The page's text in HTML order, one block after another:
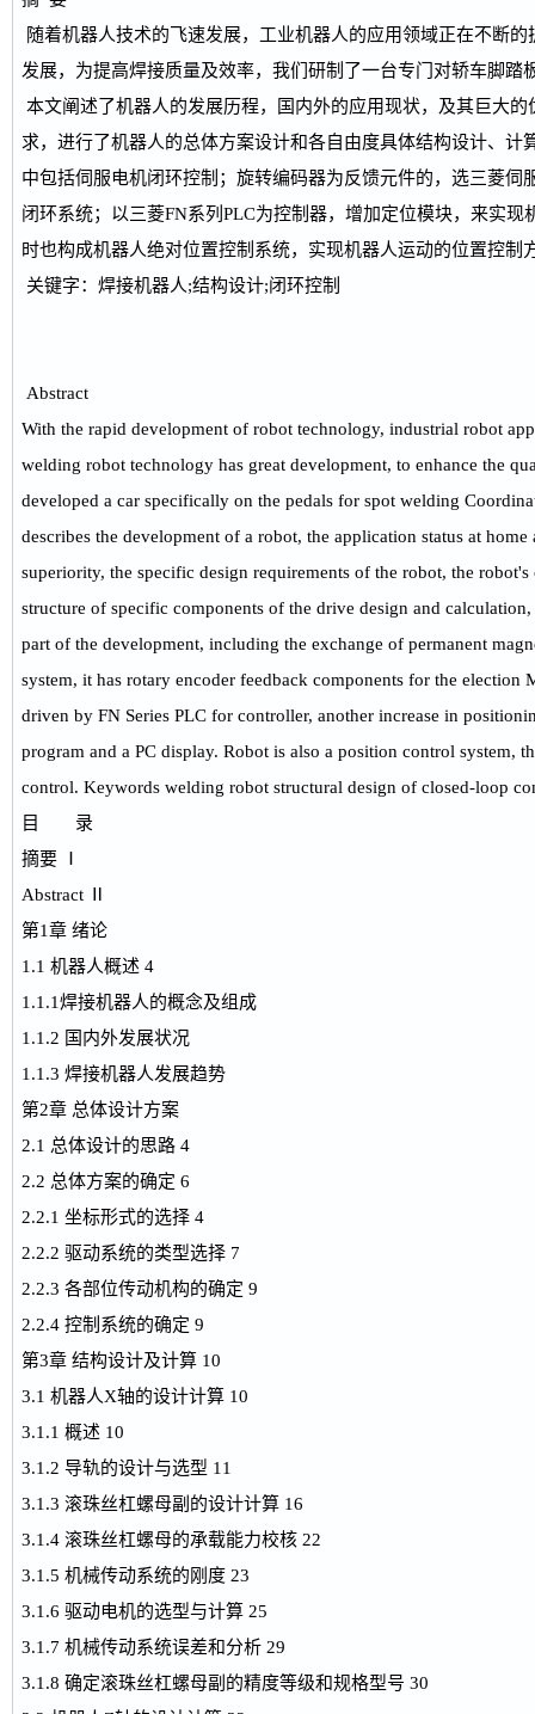
随着机器人技术的飞速发展，工业机器人的应用领域正在不断
发展，为提高焊接质量及效率，我们研制了一台专门对轿车脚踏
本文阐述了机器人的发展历程，国内外的应用现状，及其巨大
求，进行了机器人的总体方案设计和各自由度具体结构设计、计
中包括伺服电机闭环控制；旋转编码器为反馈元件的，选三菱伺
闭环系统；以三菱FN系列PLC为控制器，增加定位模块，来实现
时也构成机器人绝对位置控制系统，实现机器人运动的位置控制
关键字：焊接机器人;结构设计;闭环控制
Abstract
With the rapid development of robot technology, industrial robot
welding robot technology has great development, to enhance the
developed a car specifically on the pedals for spot welding
describes the development of a robot, the application status at
superiority, the specific design requirements of the robot, the
structure of specific components of the drive design and
part of the development, including the exchange of permanent
system, it has rotary encoder feedback components for the election
driven by FN Series PLC for controller, another increase in
program and a PC display. Robot is also a position control system,
control. Keywords welding robot structural design of closed-loop
目 录
摘要 Ⅰ
Abstract Ⅱ
第1章 绪论
1.1 机器人概述 4
1.1.1焊接机器人的概念及组成
1.1.2 国内外发展状况
1.1.3 焊接机器人发展趋势
第2章 总体设计方案
2.1 总体设计的思路 4
2.2 总体方案的确定 6
2.2.1 坐标形式的选择 4
2.2.2 驱动系统的类型选择 7
2.2.3 各部位传动机构的确定 9
2.2.4 控制系统的确定 9
第3章 结构设计及计算 10
3.1 机器人X轴的设计计算 10
3.1.1 概述 10
3.1.2 导轨的设计与选型 11
3.1.3 滚珠丝杠螺母副的设计计算 16
3.1.4 滚珠丝杠螺母的承载能力校核 22
3.1.5 机械传动系统的刚度 23
3.1.6 驱动电机的选型与计算 25
3.1.7 机械传动系统误差和分析 29
3.1.8 确定滚珠丝杠螺母副的精度等级和规格型号 30